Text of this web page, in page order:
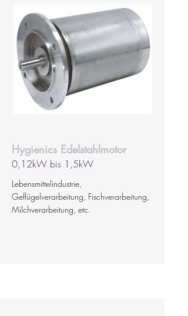
Hygienics Edelstahlmotor
0,12kW bis 1,5kW
Lebensmittelindustrie,
Geflügelverarbeitung, Fischverarbeitung,
Milchverarbeitung, etc.